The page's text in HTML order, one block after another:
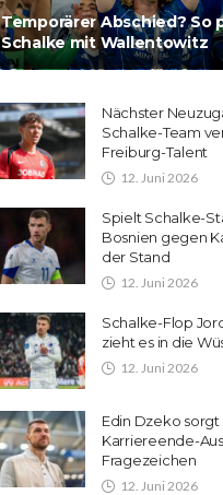
Temporärer Abschied? So
Schalke mit Wallentowitz
Nächster
Schalke-Team
Freiburg-Talent
12. Juni 2026
Spielt Schalke-
Bosnien gegen
der Stand
12. Juni 2026
Schalke-Flop
zieht es in die
12. Juni 2026
Edin Dzeko sorgt
Karriereende-
Fragezeichen
12. Juni 2026